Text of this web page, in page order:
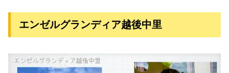
エンゼルグランディア越後中里